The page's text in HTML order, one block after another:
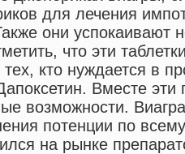
для лечения
они успокаивают
что эти
кто нуждается в
Вместе
возможности.
потенции по
на рынке